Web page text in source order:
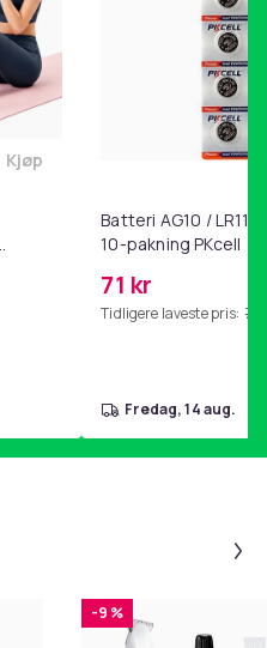
Legg Magetrener, 6-rørs
Kjøp
Batteri AG10 /
10-pakning PKcell
71 kr
Tidligere laveste pris: 76
fredag, 14 aug.
-9 %